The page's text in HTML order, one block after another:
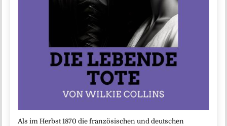
Als im Herbst 1870 die französischen und deutschen